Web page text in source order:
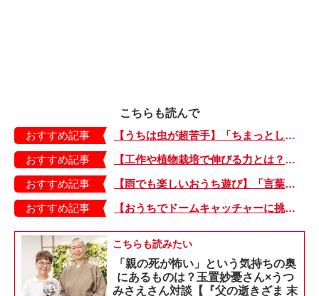
こちらも読んで
おすすめ記事
【うちは虫が超苦手】「ちまっとした虫にも大騒ぎ！」「可愛い系の虫……でも逃げる！」教えて！ みんなの虫ギライエピソード
おすすめ記事
【工作や植物栽培で伸びる力とは？】「非認知能力」を養う、おうちで楽しむ創作あそび・おうちあそび図鑑5
おすすめ記事
【雨でも楽しいおうち遊び】「言葉あそび」で伸ばす表現力や想像力・おうちあそび図鑑4
おすすめ記事
【おうちでドームキャッチャーに挑戦だ】アンパンマン わくわくドームキャッチャー
こちらも読みたい
「親の死が怖い」という気持ちの奥
にあるものは？玉置妙憂さん×うつ
みさえさん対談【『父の逝きざま 末